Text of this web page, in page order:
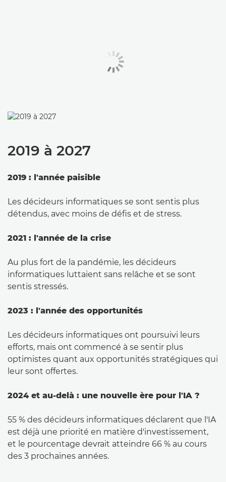
2019 à 2027
2019 : l'année paisible
Les décideurs informatiques se sont sentis plus
détendus, avec moins de défis et de stress.
2021 : l'année de la crise
Au plus fort de la pandémie, les décideurs
informatiques luttaient sans relâche et se sont
sentis stressés.
2023 : l'année des opportunités
Les décideurs informatiques ont poursuivi leurs
efforts, mais ont commencé à se sentir plus
optimistes quant aux opportunités stratégiques qui
leur sont offertes.
2024 et au-delà : une nouvelle ère pour l'IA ?
55 % des décideurs informatiques déclarent que l'IA
est déjà une priorité en matière d'investissement,
et le pourcentage devrait atteindre 66 % au cours
des 3 prochaines années.